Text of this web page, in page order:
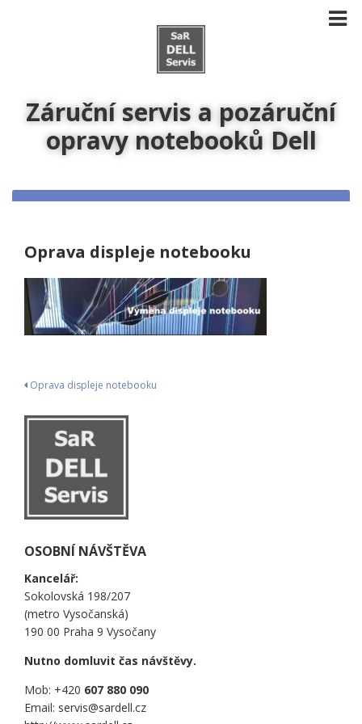
Záruční servis a pozáruční
opravy notebooků Dell
Oprava displeje notebooku
Navigace
pro
příspěvek
Oprava displeje notebooku
OSOBNÍ NÁVŠTĚVA
Kancelář:
Sokolovská 198/207
(metro Vysočanská)
190 00 Praha 9 Vysočany
Nutno domluvit čas návštěvy.
Mob: +420 607 880 090
Email: servis@sardell.cz